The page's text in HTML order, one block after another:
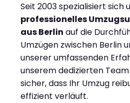
Seit 2003 spezialisiert sich
professionelles
aus Berlin auf die
Umzügen zwischen Berlin
unserer umfassenden
unserem dedizierten
sicher, dass Ihr Umzug
effizient verläuft.